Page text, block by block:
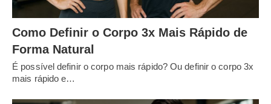
Como Definir o Corpo 3x Mais Rápido de
Forma Natural
É possível definir o corpo mais rápido? Ou definir o corpo 3x
mais rápido e…